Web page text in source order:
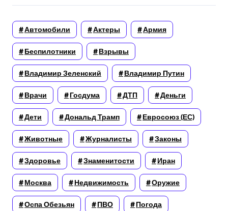
Автомобили Актеры Армия
Беспилотники Взрывы
Владимир Зеленский Владимир Путин
Врачи Госдума ДТП Деньги
Дети Дональд Трамп Евросоюз (ЕС)
Животные Журналисты Законы
Здоровье Знаменитости Иран
Москва Недвижимость Оружие
Оспа Обезьян ПВО Погода